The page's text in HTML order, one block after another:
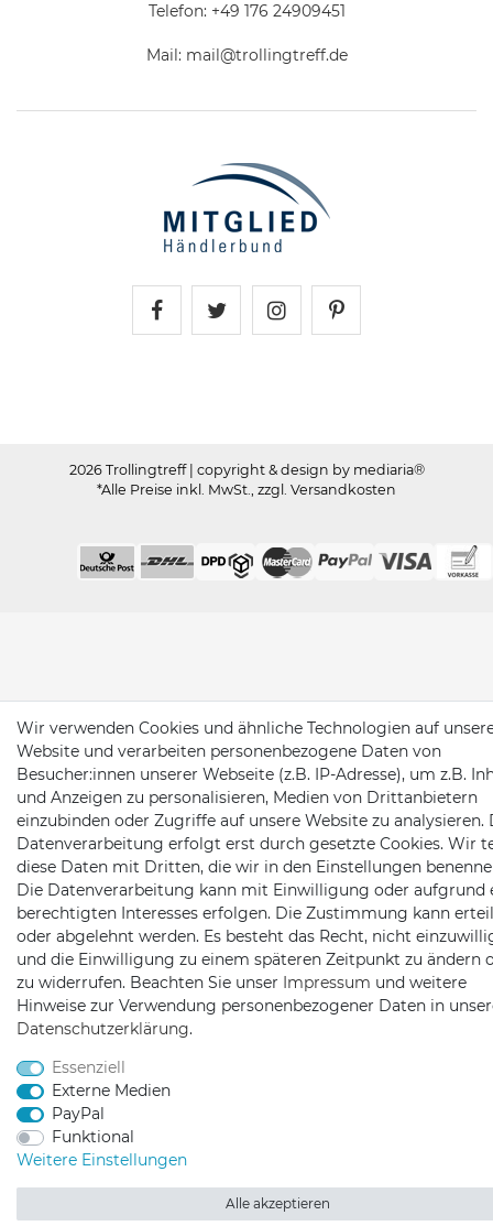
Telefon: +49 176 24909451
Mail: mail@trollingtreff.de
2026 Trollingtreff | copyright & design by mediaria®
*Alle Preise inkl. MwSt., zzgl. Versandkosten
Wir verwenden Cookies und ähnliche Technologien auf
Website und verarbeiten personenbezogene Daten von
Besucher:innen unserer Webseite (z.B. IP-Adresse), um z.B.
und Anzeigen zu personalisieren, Medien von Drittanbietern
einzubinden oder Zugriffe auf unsere Website zu analysieren.
Datenverarbeitung erfolgt erst durch gesetzte Cookies. Wir
diese Daten mit Dritten, die wir in den Einstellungen
Die Datenverarbeitung kann mit Einwilligung oder aufgrund
berechtigten Interesses erfolgen. Die Zustimmung kann
oder abgelehnt werden. Es besteht das Recht, nicht
und die Einwilligung zu einem späteren Zeitpunkt zu ändern
zu widerrufen. Beachten Sie unser Impressum und weitere
Hinweise zur Verwendung personenbezogener Daten in
Daten­schutz­erklärung.
Essenziell
Externe Medien
PayPal
Funktional
Weitere Einstellungen
Alle akzeptieren